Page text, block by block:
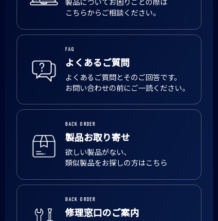
こちらからご相談ください。
FAQ
よくあるご質問
よくあるご質問とそのご回答です。
お問い合わせの前にご一読ください。
BACK ORDER
製品お取り寄せ
欲しい製品がない、
類似製品をお探しの方はこちら
BACK ORDER
修理窓口のご案内